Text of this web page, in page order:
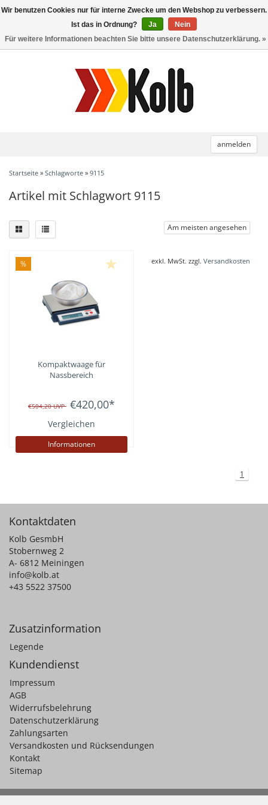
anmelden
Toggle
Startseite » Schlagworte » 9115
Artikel mit Schlagwort 9115
Am meisten angesehen
%
Kompaktwaage für
Nassbereich
€504,20UVP €420,00*
Vergleichen
Informationen
exkl. MwSt. zzgl. Versandkosten
1
Kontaktdaten
Kolb GesmbH
Stobernweg 2
A- 6812 Meiningen
info@kolb.at
+43 5522 37500
Zusatzinformation
Legende
Kundendienst
Impressum
AGB
Widerrufsbelehrung
Datenschutzerklärung
Zahlungsarten
Versandkosten und Rücksendungen
Kontakt
Sitemap
Wir benutzen Cookies nur für interne Zwecke um den Webshop zu verbessern.
Ist das in Ordnung?
Ja
Nein
Für weitere Informationen beachten Sie bitte unsere Datenschutzerklärung. »